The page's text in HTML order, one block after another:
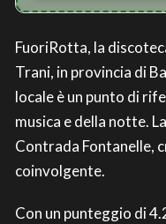
FuoriRotta, la
Trani, in provincia di
locale è un punto di
musica e della notte.
Contrada Fontanelle,
coinvolgente.
Con un punteggio di